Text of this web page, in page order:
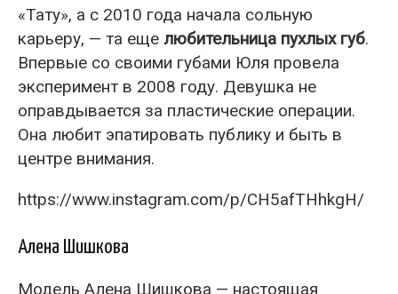
«Тату», а с 2010 года начала сольную
карьеру, — та еще любительница пухлых губ.
Впервые со своими губами Юля провела
эксперимент в 2008 году. Девушка не
оправдывается за пластические операции.
Она любит эпатировать публику и быть в
центре внимания.
https://www.instagram.com/p/CH5afTHhkgH/
Алена Шишкова
Модель Алена Шишкова — настоящая